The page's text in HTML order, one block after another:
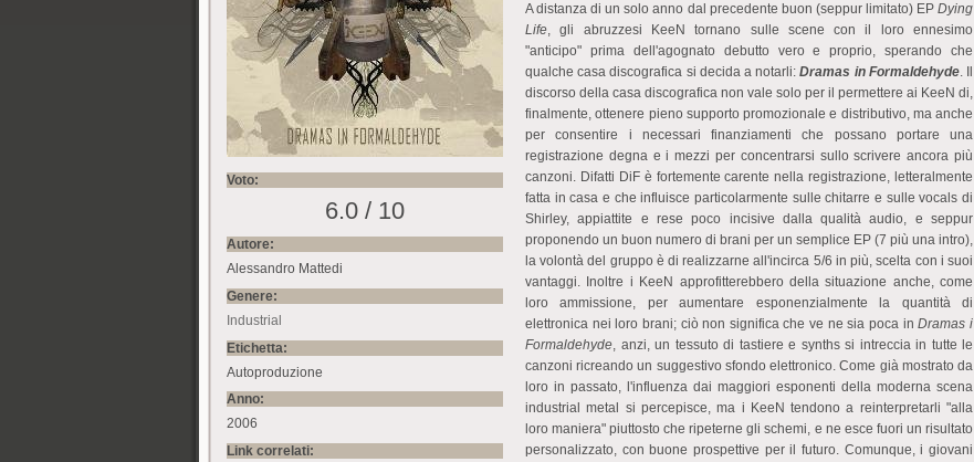
Voto:
6.0 / 10
Autore:
Alessandro Mattedi
Genere:
Industrial
Etichetta:
Autoproduzione
Anno:
2006
Link correlati:
A distanza di un solo anno dal precedente buon (seppur limitato) EP Dying
Life, gli abruzzesi KeeN tornano sulle scene con il loro ennesimo
"anticipo" prima dell'agognato debutto vero e proprio, sperando che
qualche casa discografica si decida a notarli:Dramas in Formaldehyde. Il
discorso della casa discografica non vale solo per il permettere ai KeeN di,
finalmente, ottenere pieno supporto promozionale e distributivo, ma anche
per consentire i necessari finanziamenti che possano portare una
registrazione degna e i mezzi per concentrarsi sullo scrivere ancora più
canzoni. Difatti DiF è fortemente carente nella registrazione, letteralmente
fatta in casa e che influisce particolarmente sulle chitarre e sulle vocals di
Shirley, appiattite e rese poco incisive dalla qualità audio, e seppur
proponendo un buon numero di brani per un semplice EP (7 più una intro),
la volontà del gruppo è di realizzarne all'incirca 5/6 in più, scelta con i suoi
vantaggi. Inoltre i KeeN approfitterebbero della situazione anche, come
loro ammissione, per aumentare esponenzialmente la quantità di
elettronica nei loro brani; ciò non significa che ve ne sia poca in Dramas i
Formaldehyde, anzi, un tessuto di tastiere e synths si intreccia in tutte le
canzoni ricreando un suggestivo sfondo elettronico. Come già mostrato da
loro in passato, l'influenza dai maggiori esponenti della moderna scena
industrial metal si percepisce, ma i KeeN tendono a reinterpretarli "alla
loro maniera" piuttosto che ripeterne gli schemi, e ne esce fuori un risultato
personalizzato, con buone prospettive per il futuro. Comunque, i giovani